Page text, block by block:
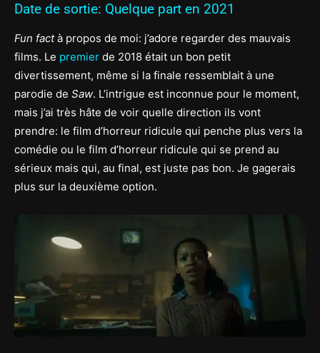
Date de sortie: Quelque part en 2021
Fun factà propos de moi: j’adore regarder des mauvais
films. Le premier de 2018 était un bon petit
divertissement, même si la finale ressemblait à une
parodie de Saw. L’intrigue est inconnue pour le moment,
mais j’ai très hâte de voir quelle direction ils vont
prendre: le film d’horreur ridicule qui penche plus vers la
comédie ou le film d’horreur ridicule qui se prend au
sérieux mais qui, au final, est juste pas bon. Je gagerais
plus sur la deuxième option.